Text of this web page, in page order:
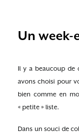
Un week-
Il y a beaucoup de
avons choisi pour
bien comme en
« petite » liste.
Dans un souci de